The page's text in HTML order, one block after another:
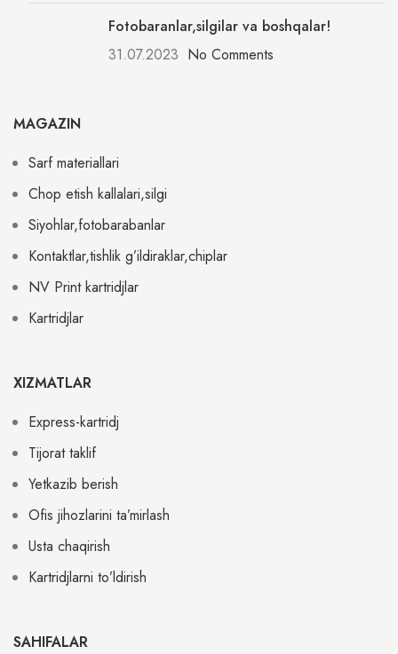
Fotobaranlar,silgilar va boshqalar!
31.07.2023 No Comments
MAGAZIN
Sarf materiallari
Chop etish kallalari,silgi
Siyohlar,fotobarabanlar
Kontaktlar,tishlik g’ildiraklar,chiplar
NV Print kartridjlar
Kartridjlar
XIZMATLAR
Express-kartridj
Tijorat taklif
Yetkazib berish
Ofis jihozlarini ta’mirlash
Usta chaqirish
Kartridjlarni to’ldirish
SAHIFALAR